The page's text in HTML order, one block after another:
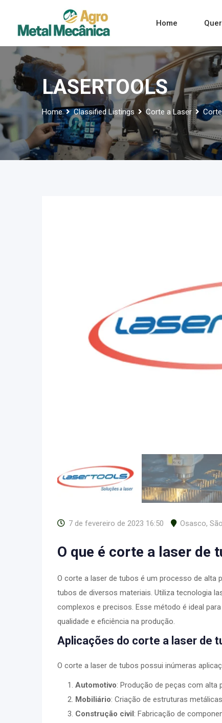
content
Home
LASERTOOLS
Home Classified Listings Corte a Laser
7 de fevereiro de 2023 16:50 Osasco,
O que é corte a laser de
O corte a laser de tubos é um processo de alta
tubos de diversos materiais. Utiliza tecnologia
complexos e precisos. Esse método é ideal
qualidade e eficiência na produção.
Aplicações do corte a laser de
O corte a laser de tubos possui inúmeras
Automotivo: Produção de peças com alta
Mobiliário: Criação de estruturas
Construção civil: Fabricação de